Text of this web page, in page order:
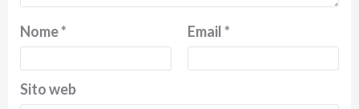
Nome* Email*
Sito web